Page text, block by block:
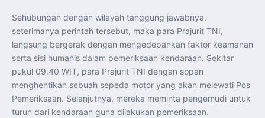
Menteri PKP dan Ketua DEN Perkuat Kolaborasi
Teknologi, Data, dan Pembiayaan Demi Percepatan
Program 3 Juta Rumah
Pendaftaran MagangHub Angkatan II Batch 1 Dibuka
hingga 28 Juli 2026, Kesempatan Raih Pengalaman Kerja
dan Sertifikasi Kompetensi
KASAU Bekali 154 Perwira Remaja AAU 2026, Tekankan
Integritas dan Profesionalisme sebagai Bekal
Pengabdian
Menlu Sugiono Dorong Kemitraan ASEAN–Inggris yang
Lebih Erat Hadapi Tantangan Global
Indonesia Dorong ASEAN dan Uni Eropa Perkuat
Sehubungan dengan wilayah tanggung jawabnya,
seterimanya perintah tersebut, maka para Prajurit TNI,
langsung bergerak dengan mengedepankan faktor keamanan
serta sisi humanis dalam pemeriksaan kendaraan. Sekitar
pukul 09.40 WIT, para Prajurit TNI dengan sopan
menghentikan sebuah sepeda motor yang akan melewati Pos
Pemeriksaan. Selanjutnya, mereka meminta pengemudi untuk
turun dari kendaraan guna dilakukan pemeriksaan.